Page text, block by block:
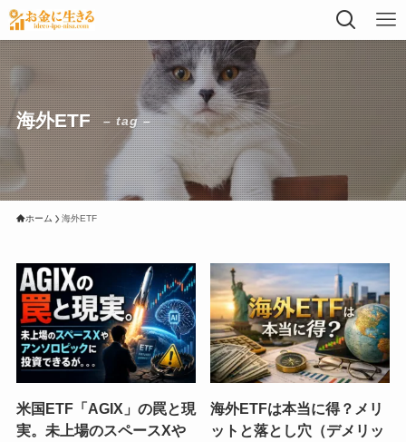
海外ETF – tag –
ホーム 海外ETF
米国ETF「AGIX」の罠と現
実。未上場のスペースXや
海外ETFは本当に得？メリ
ットと落とし穴（デメリッ